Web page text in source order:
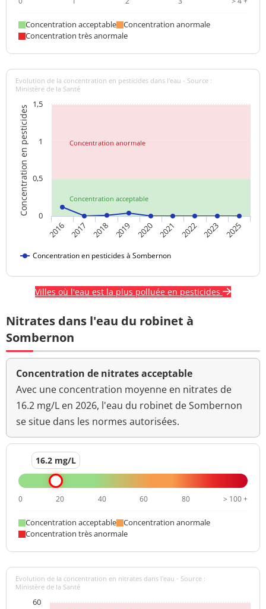
Concentration acceptable
Concentration anormale
Concentration très anormale
Concentration acceptable
Concentration anormale
Concentration en pesticides
Evolution de la concentration en pesticides dans l'eau - Source :
Ministère de la Santé
Concentration en pesticides à Sombernon
2016 2017 2018 2019 2020 2021 2022 2023 2025
0
0,5
1
1,5
Villes où l'eau est la plus polluée en pesticides
Nitrates dans l'eau du robinet à
Sombernon
Concentration de nitrates acceptable
Avec une concentration moyenne en nitrates de
16.2 mg/L en 2026, l'eau du robinet de Sombernon
se situe dans les normes autorisées.
16.2 mg/L
0 20 40 60 80 > 100 +
Concentration acceptable
Concentration anormale
Concentration très anormale
Evolution de la concentration en nitrates dans l'eau - Source :
Ministère de la Santé
60